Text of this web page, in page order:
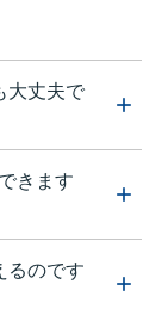
大丈夫で
きます
るのです